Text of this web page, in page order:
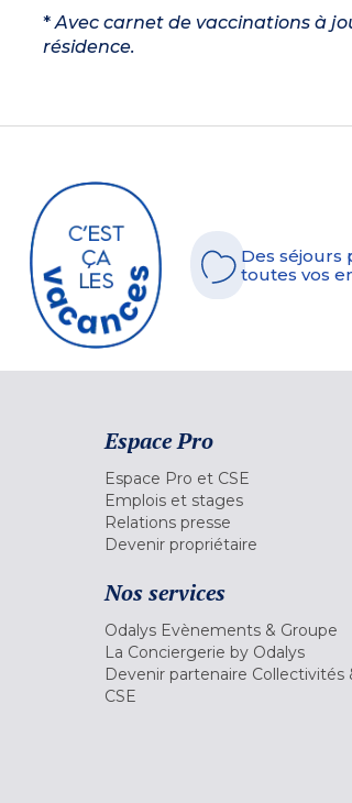
*Avec carnet de vaccinations à
résidence.
Des séjours
toutes vos
Espace Pro
Espace Pro et CSE
Emplois et stages
Relations presse
Devenir propriétaire
Nos services
Odalys Evènements & Groupe
La Conciergerie by Odalys
Devenir partenaire Collectivités
CSE